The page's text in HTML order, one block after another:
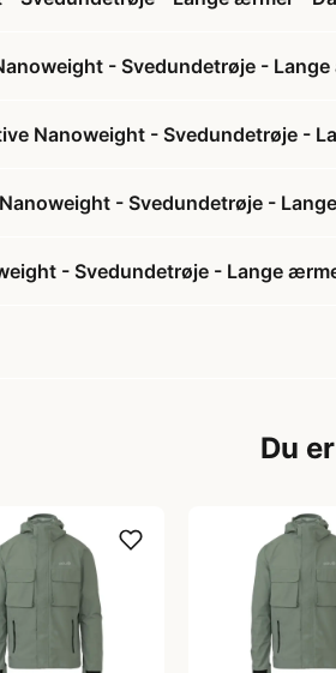
- Svedundetrøje -
Nanoweight - Svedundetrøje -
- Svedundetrøje -
- Svedundetrøje - Lange
Du